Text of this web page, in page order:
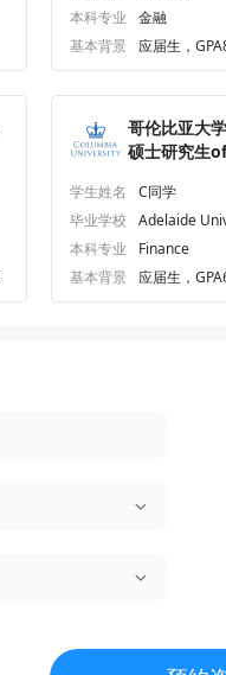
本科专业
金融
基本背景
应届生，
哥伦比亚大
硕士研究生
学生姓名
C同学
毕业学校
Adelaide
本科专业
Finance
基本背景
应届生，